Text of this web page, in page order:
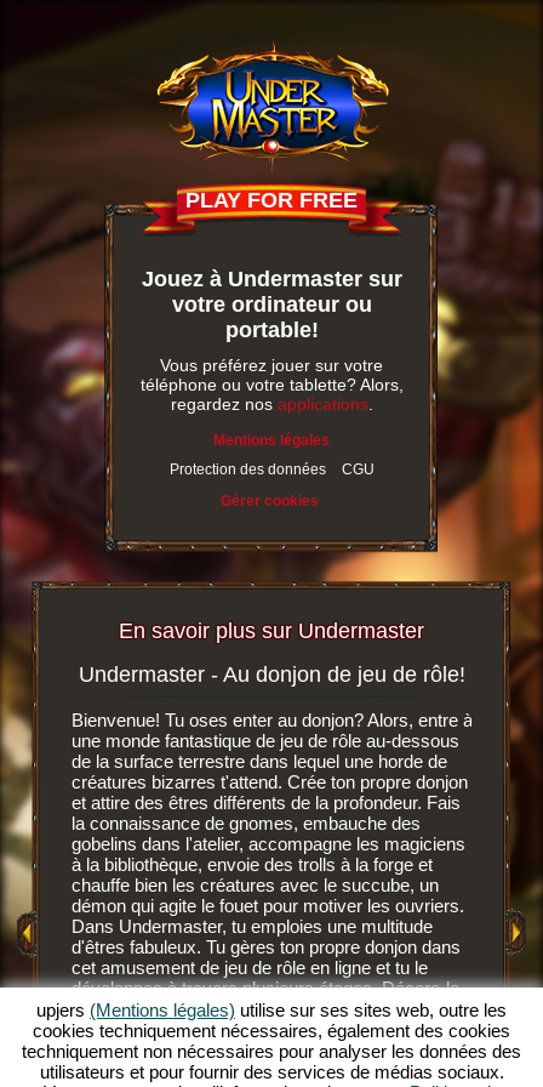
PLAY FOR FREE
Jouez à Undermaster sur
votre ordinateur ou
portable!
Vous préférez jouer sur votre
téléphone ou votre tablette? Alors,
regardez nos applications.
Mentions légales
Protection des données
CGU
Gérer cookies
En savoir plus sur Undermaster
tu
Undermaster - Au donjon de jeu de rôle!
Bienvenue! Tu oses enter au donjon? Alors, entre à
une monde fantastique de jeu de rôle au-dessous
de la surface terrestre dans lequel une horde de
créatures bizarres t'attend. Crée ton propre donjon
et attire des êtres différents de la profondeur. Fais
la connaissance de gnomes, embauche des
gobelins dans l'atelier, accompagne les magiciens
à la bibliothèque, envoie des trolls à la forge et
chauffe bien les créatures avec le succube, un
démon qui agite le fouet pour motiver les ouvriers.
Dans Undermaster, tu emploies une multitude
d'êtres fabuleux. Tu gères ton propre donjon dans
cet amusement de jeu de rôle en ligne et tu le
développes à travers plusieurs étages. Décore-le
avec des superbes objets, aménage les salles et
illumine le décor avec des torches de toutes les
couleurs. Découvre les profondeurs de ce jeu de
rôle en ligne extraordinaire et deviens un
Soif
C'est
des
Après
fond,
Ces
mais
savent
savent
plus
devrais
upjers (Mentions légales) utilise sur ses sites web, outre les
cookies techniquement nécessaires, également des cookies
techniquement non nécessaires pour analyser les données des
utilisateurs et pour fournir des services de médias sociaux.